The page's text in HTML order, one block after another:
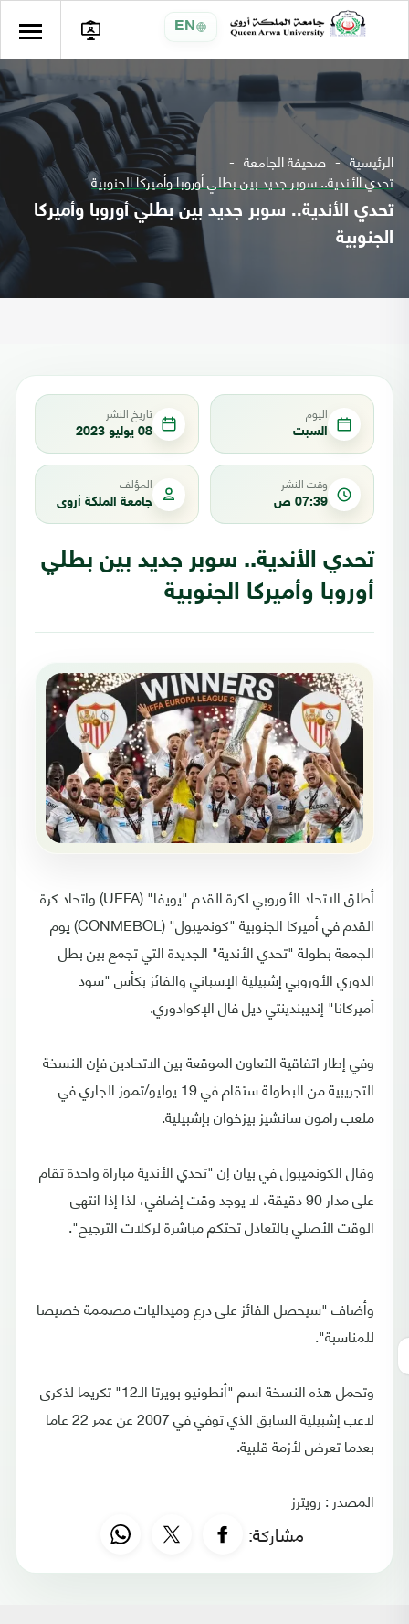
EN
الرئيسية صحيفة الجامعة
تحدي الأندية.. سوبر جديد بين بطلي أوروبا وأميركا الجنوبية
تحدي الأندية.. سوبر جديد بين بطلي أوروبا وأميركا
الجنوبية
اليوم
السبت
تاريخ النشر
08 يوليو 2023
وقت النشر
07:39 ص
المؤلف
جامعة الملكة أروى
تحدي الأندية.. سوبر جديد بين بطلي
أوروبا وأميركا الجنوبية
أطلق الاتحاد الأوروبي لكرة القدم "يويفا" (UEFA) واتحاد كرة
القدم في أميركا الجنوبية "كونميبول" (CONMEBOL) يوم
الجمعة بطولة "تحدي الأندية" الجديدة التي تجمع بين بطل
الدوري الأوروبي إشبيلية الإسباني والفائز بكأس "سود
أميركانا" إنديبندينتي ديل فال الإكوادوري.
وفي إطار اتفاقية التعاون الموقعة بين الاتحادين فإن النسخة
التجريبية من البطولة ستقام في 19 يوليو/تموز الجاري في
ملعب رامون سانشيز بيزخوان بإشبيلية.
وقال الكونميبول في بيان إن "تحدي الأندية مباراة واحدة تقام
على مدار 90 دقيقة، لا يوجد وقت إضافي، لذا إذا انتهى
الوقت الأصلي بالتعادل تحتكم مباشرة لركلات الترجيح".
وأضاف "سيحصل الفائز على درع وميداليات مصممة خصيصا
للمناسبة".
وتحمل هذه النسخة اسم "أنطونيو بويرتا الـ12" تكريما لذكرى
لاعب إشبيلية السابق الذي توفي في 2007 عن عمر 22 عاما
بعدما تعرض لأزمة قلبية.
المصدر : رويترز
مشاركة: